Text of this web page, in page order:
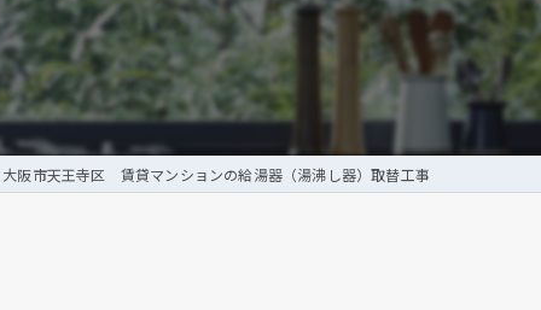
配管工事
交換
大阪市天王寺区 賃貸マンションの給湯器（湯沸し器）取替工事